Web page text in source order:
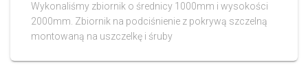
Wykonaliśmy zbiornik o średnicy 1000mm i wysokości
2000mm. Zbiornik na podciśnienie z pokrywą szczelną
montowaną na uszczelkę i śruby